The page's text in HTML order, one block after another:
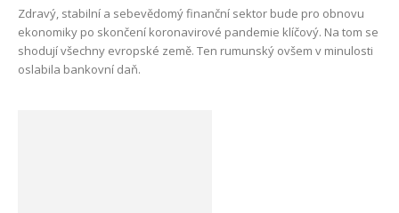
Zdravý, stabilní a sebevědomý finanční sektor bude pro obnovu
ekonomiky po skončení koronavirové pandemie klíčový. Na tom se
shodují všechny evropské země. Ten rumunský ovšem v minulosti
oslabila bankovní daň.